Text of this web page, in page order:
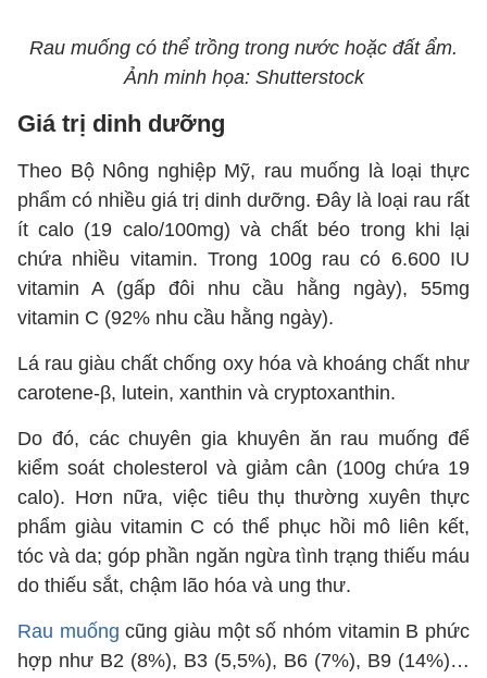
Rau muống có thể trồng trong nước hoặc đất ẩm.
Ảnh minh họa: Shutterstock
Giá trị dinh dưỡng
Theo Bộ Nông nghiệp Mỹ, rau muống là loại thực
phẩm có nhiều giá trị dinh dưỡng. Đây là loại rau rất
ít calo (19 calo/100mg) và chất béo trong khi lại
chứa nhiều vitamin. Trong 100g rau có 6.600 IU
vitamin A (gấp đôi nhu cầu hằng ngày), 55mg
vitamin C (92% nhu cầu hằng ngày).
Lá rau giàu chất chống oxy hóa và khoáng chất như
carotene-β, lutein, xanthin và cryptoxanthin.
Do đó, các chuyên gia khuyên ăn rau muống để
kiểm soát cholesterol và giảm cân (100g chứa 19
calo). Hơn nữa, việc tiêu thụ thường xuyên thực
phẩm giàu vitamin C có thể phục hồi mô liên kết,
tóc và da; góp phần ngăn ngừa tình trạng thiếu máu
do thiếu sắt, chậm lão hóa và ung thư.
Rau muống cũng giàu một số nhóm vitamin B phức
hợp như B2 (8%), B3 (5,5%), B6 (7%), B9 (14%)…